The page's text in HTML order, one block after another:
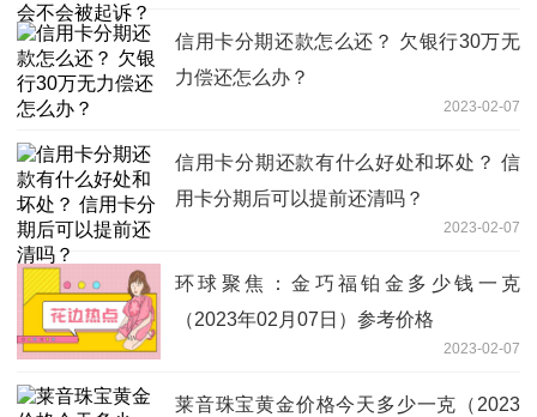
信用卡分期还款怎么还？ 欠银行30万无
力偿还怎么办？
2023-02-07
信用卡分期还款有什么好处和坏处？ 信
用卡分期后可以提前还清吗？
2023-02-07
环球聚焦：金巧福铂金多少钱一克
（2023年02月07日）参考价格
2023-02-07
莱音珠宝黄金价格今天多少一克（2023